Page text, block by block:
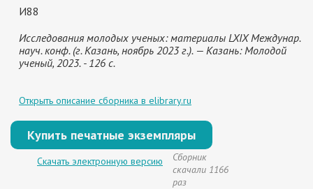
И88
Исследования молодых ученых: материалы LXIX Междунар.
науч. конф. (г. Казань, ноябрь 2023 г.). — Казань: Молодой
ученый, 2023. - 126 с.
Открыть описание сборника в elibrary.ru
Купить печатные экземпляры
Скачать электронную версию
Сборник
скачали 1166
раз